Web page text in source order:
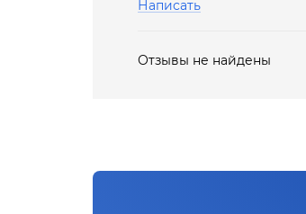
Написать
Отзывы не найдены